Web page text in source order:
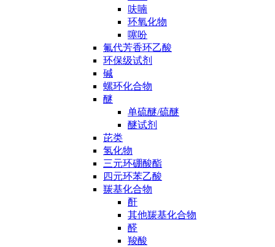
呋喃
环氧化物
噻吩
氟代芳香环乙酸
环保级试剂
碱
螺环化合物
醚
单硫醚/硫醚
醚试剂
芘类
氢化物
三元环硼酸酯
四元环苯乙酸
羰基化合物
酐
其他羰基化合物
醛
羧酸